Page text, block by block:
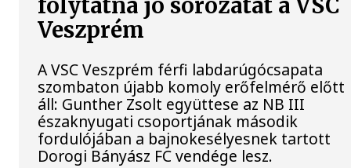
folytatná jó sorozatát a VSC
Veszprém
A VSC Veszprém férfi labdarúgócsapata
szombaton újabb komoly erőfelmérő előtt
áll: Gunther Zsolt együttese az NB III
északnyugati csoportjának második
fordulójában a bajnokesélyesnek tartott
Dorogi Bányász FC vendége lesz.